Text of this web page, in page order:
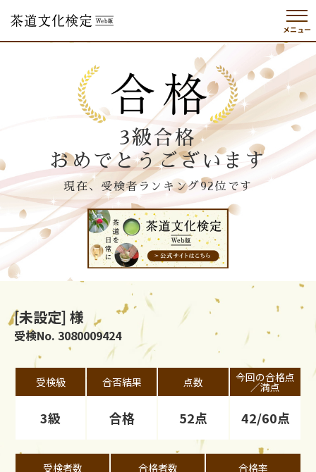
メニュー
3級合格
おめでとうございます
現在、受検者ランキング92位です
[未設定] 様
受検No. 3080009424
受検級 合否結果 点数 今回の合格点
／満点
3級 合格 52点 42/60点
受検者数 合格者数 合格率